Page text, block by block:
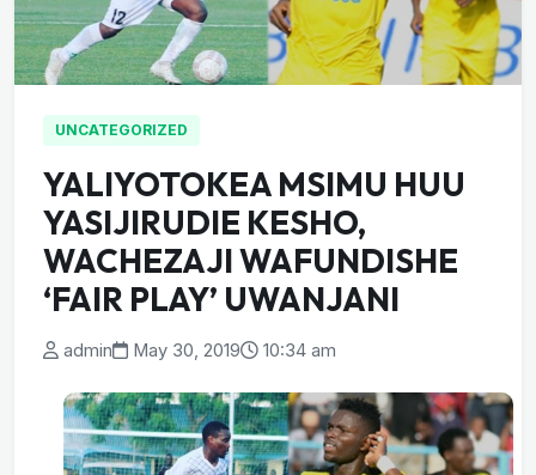
UNCATEGORIZED
YALIYOTOKEA MSIMU HUU
YASIJIRUDIE KESHO,
WACHEZAJI WAFUNDISHE
‘FAIR PLAY’ UWANJANI
admin May 30, 2019 10:34 am